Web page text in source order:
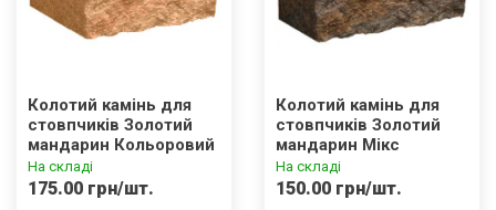
Колотий камінь для
стовпчиків Золотий
мандарин Кольоровий
(300х180х150)
На складі
175.00 грн/шт.
Колотий камінь для
стовпчиків Золотий
мандарин Мікс
(300х100х150)
На складі
150.00 грн/шт.